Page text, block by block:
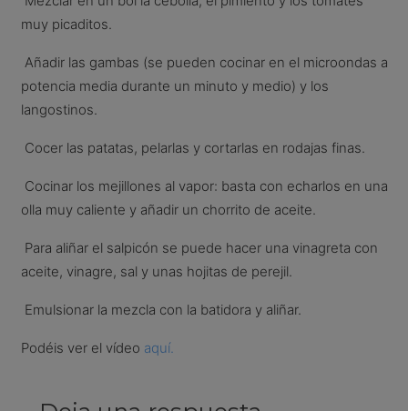
muy picaditos.
Añadir las gambas (se pueden cocinar en el microondas a
potencia media durante un minuto y medio) y los
langostinos.
Cocer las patatas, pelarlas y cortarlas en rodajas finas.
Cocinar los mejillones al vapor: basta con echarlos en una
olla muy caliente y añadir un chorrito de aceite.
Para aliñar el salpicón se puede hacer una vinagreta con
aceite, vinagre, sal y unas hojitas de perejil.
Emulsionar la mezcla con la batidora y aliñar.
Podéis ver el vídeo aquí.